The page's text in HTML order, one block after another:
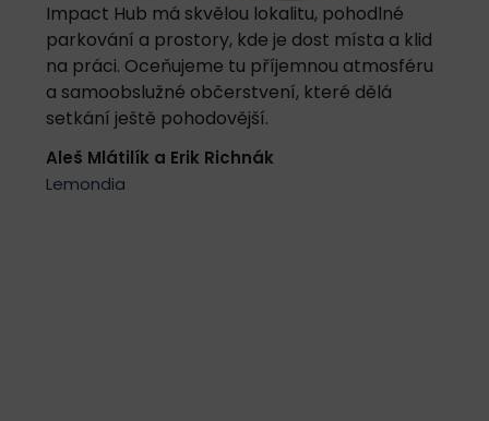
Impact Hub má skvělou lokalitu, pohodlné
parkování a prostory, kde je dost místa a klid
na práci. Oceňujeme tu příjemnou atmosféru
a samoobslužné občerstvení, které dělá
setkání ještě pohodovější.
Aleš Mlátilík a Erik Richnák
Lemondia